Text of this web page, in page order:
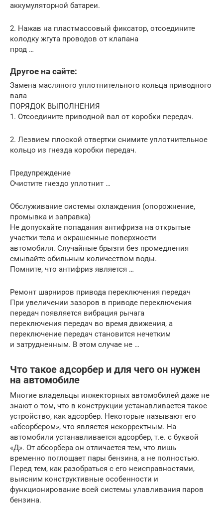
аккумуляторной батареи.
2. Нажав на пластмассовый фиксатор, отсоедините
колодку жгута проводов от клапана
прод …
Другое на сайте:
Замена масляного уплотнительного кольца приводного
вала
ПОРЯДОК ВЫПОЛНЕНИЯ
1. Отсоедините приводной вал от коробки передач.
2. Лезвием плоской отвертки снимите уплотнительное
кольцо из гнезда коробки передач.
Предупреждение
Очистите гнездо уплотнит …
Обслуживание системы охлаждения (опорожнение,
промывка и заправка)
Не допускайте попадания антифриза на открытые
участки тела и окрашенные поверхности
автомобиля. Случайные брызги без промедления
смывайте обильным количеством воды.
Помните, что антифриз является …
Ремонт шарниров привода переключения передач
При увеличении зазоров в приводе переключения
передач появляется вибрация рычага
переключения передач во время движения, а
переключение передач становится нечетким
и затрудненным. В этом случае не …
Что такое адсорбер и для чего он нужен
на автомобиле
Многие владельцы инжекторных автомобилей даже не
знают о том, что в конструкции устанавливается такое
устройство, как адсорбер. Некоторые называют его
«абсорбером», что является некорректным. На
автомобили устанавливается адсорбер, т.е. с буквой
«Д». От абсорбера он отличается тем, что лишь
временно поглощает пары бензина, а не полностью.
Перед тем, как разобраться с его неисправностями,
выясним конструктивные особенности и
функционирование всей системы улавливания паров
бензина.